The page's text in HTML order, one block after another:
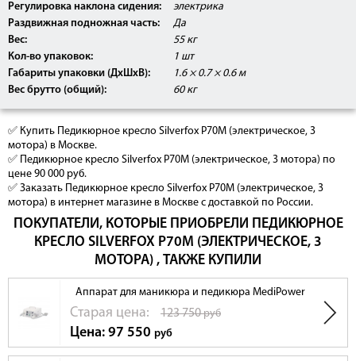
Регулировка наклона сидения:
электрика
Раздвижная подножная часть:
Да
Вес:
55 кг
Кол-во упаковок:
1 шт
Габариты упаковки (ДхШхВ):
1.6 × 0.7 × 0.6 м
Вес брутто (общий):
60 кг
✅ Купить Педикюрное кресло Silverfox Р70M (электрическое, 3
мотора) в Москве.
✅ Педикюрное кресло Silverfox Р70M (электрическое, 3 мотора) по
цене 90 000 руб.
✅ Заказать Педикюрное кресло Silverfox Р70M (электрическое, 3
мотора) в интернет магазине в Москве с доставкой по России.
ПОКУПАТЕЛИ, КОТОРЫЕ ПРИОБРЕЛИ ПЕДИКЮРНОЕ
КРЕСЛО SILVERFOX Р70M (ЭЛЕКТРИЧЕСКОЕ, 3
МОТОРА) , ТАКЖЕ КУПИЛИ
Аппарат для маникюра и педикюра MediPower
Cтарая цена: 123 750руб
Цена: 97 550 руб